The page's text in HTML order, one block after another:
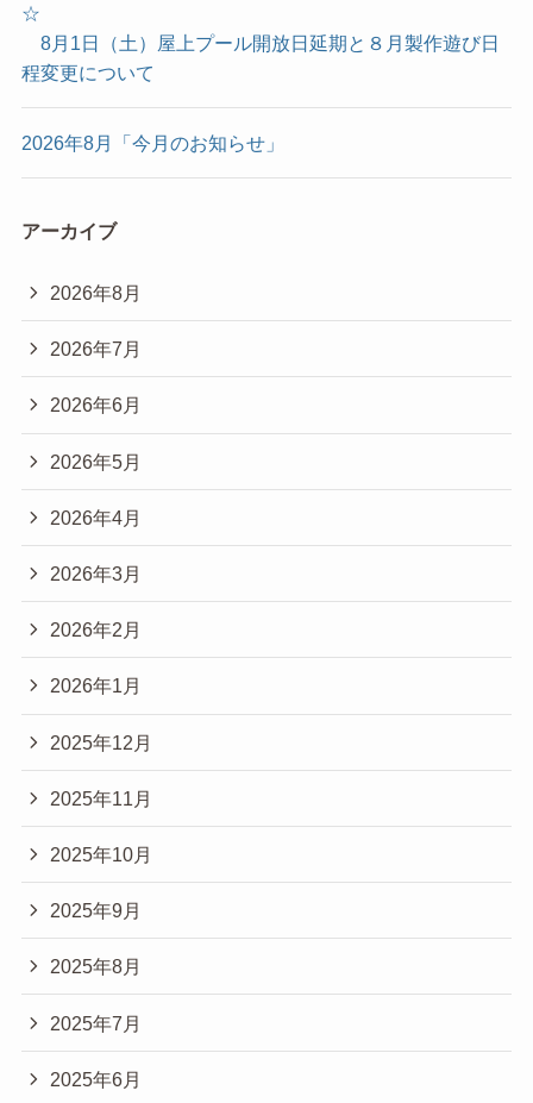
☆
8月1日（土）屋上プール開放日延期と８月製作遊び日
程変更について
2026年8月「今月のお知らせ」
アーカイブ
2026年8月
2026年7月
2026年6月
2026年5月
2026年4月
2026年3月
2026年2月
2026年1月
2025年12月
2025年11月
2025年10月
2025年9月
2025年8月
2025年7月
2025年6月